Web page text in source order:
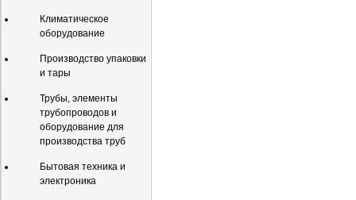
Климатическое
оборудование
Производство упаковки
и тары
Трубы, элементы
трубопроводов и
оборудование для
производства труб
Бытовая техника и
электроника